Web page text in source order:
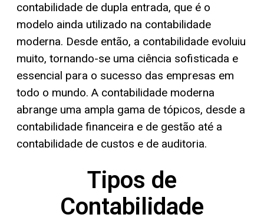
contabilidade de dupla entrada, que é o
modelo ainda utilizado na contabilidade
moderna. Desde então, a contabilidade evoluiu
muito, tornando-se uma ciência sofisticada e
essencial para o sucesso das empresas em
todo o mundo. A contabilidade moderna
abrange uma ampla gama de tópicos, desde a
contabilidade financeira e de gestão até a
contabilidade de custos e de auditoria.
Tipos de
Contabilidade